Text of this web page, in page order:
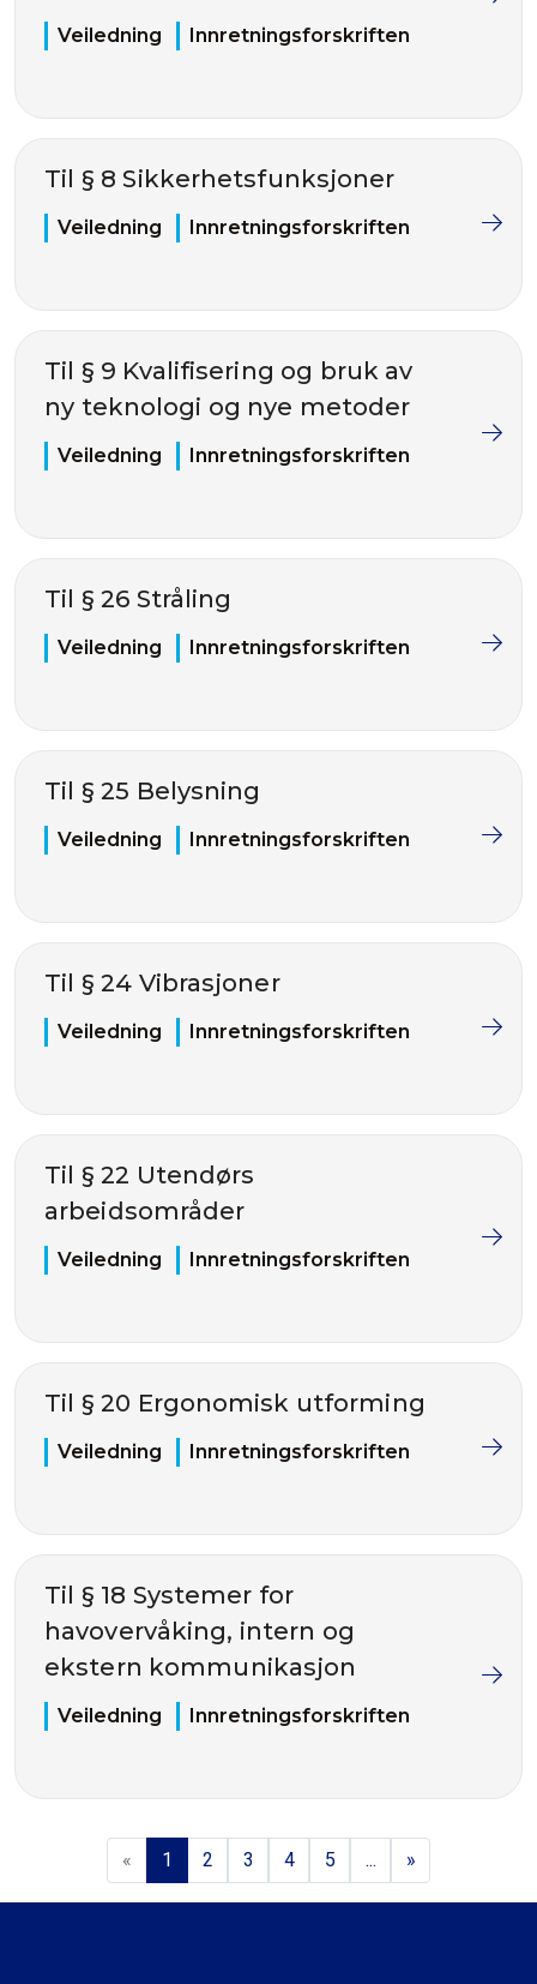
Veiledning Innretningsforskriften
Til § 8 Sikkerhetsfunksjoner
Veiledning Innretningsforskriften
Til § 9 Kvalifisering og bruk av
ny teknologi og nye metoder
Veiledning Innretningsforskriften
Til § 26 Stråling
Veiledning Innretningsforskriften
Til § 25 Belysning
Veiledning Innretningsforskriften
Til § 24 Vibrasjoner
Veiledning Innretningsforskriften
Til § 22 Utendørs
arbeidsområder
Veiledning Innretningsforskriften
Til § 20 Ergonomisk utforming
Veiledning Innretningsforskriften
Til § 18 Systemer for
havovervåking, intern og
ekstern kommunikasjon
Veiledning Innretningsforskriften
« 1 2 3 4 5 ... »